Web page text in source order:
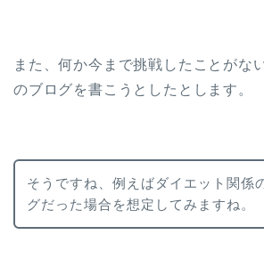
また、何か今まで挑戦したことがな
のブログを書こうとしたとします。
そうですね、例えばダイエット関係
グだった場合を想定してみますね。